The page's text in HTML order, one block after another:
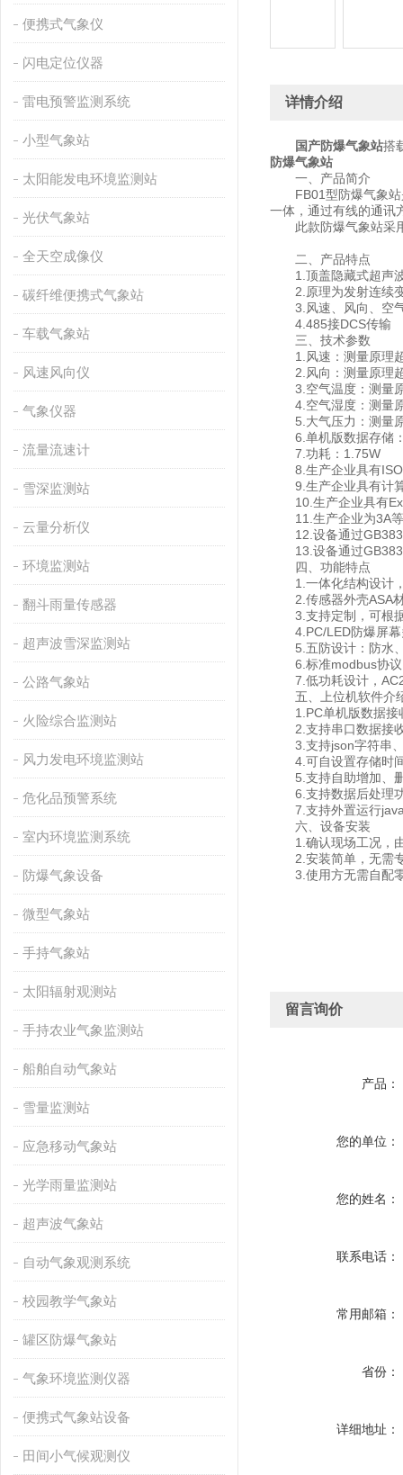
便携式气象仪
闪电定位仪器
雷电预警监测系统
小型气象站
太阳能发电环境监测站
光伏气象站
全天空成像仪
碳纤维便携式气象站
车载气象站
风速风向仪
气象仪器
流量流速计
雪深监测站
云量分析仪
环境监测站
翻斗雨量传感器
超声波雪深监测站
公路气象站
火险综合监测站
风力发电环境监测站
危化品预警系统
室内环境监测系统
防爆气象设备
微型气象站
手持气象站
太阳辐射观测站
手持农业气象监测站
船舶自动气象站
雪量监测站
应急移动气象站
光学雨量监测站
超声波气象站
自动气象观测系统
校园教学气象站
罐区防爆气象站
气象环境监测仪器
便携式气象站设备
田间小气候观测仪
详情介绍
国产防爆气象站搭
防爆气象站
一、产品简介
FB01型防爆气象站
一体，通过有线的通讯
此款防爆气象站采用
二、产品特点
1.顶盖隐藏式超声波
2.原理为发射连续变
3.风速、风向、空气
4.485接DCS传输
三、技术参数
1.风速：测量原理超
2.风向：测量原理超
3.空气温度：测量原
4.空气湿度：测量原
5.大气压力：测量原
6.单机版数据存储
7.功耗：1.75W
8.生产企业具有ISO
9.生产企业具有计算
10.生产企业具有Ex
11.生产企业为3A等
12.设备通过
13.设备通过
四、功能特点
1.一体化结构设计，
2.传感器外壳ASA材
3.支持定制，可根据
4.PC/LED防爆屏幕
5.五防设计：防水、
6.标准modbus协议
7.低功耗设计，
五、上位机软件介
1.PC单机版数据接
2.支持串口数据接
3.支持json字符串、
4.可自设置存储时间
5.支持自助增加、删
6.支持数据后处理
7.支持外置运行
六、设备安装
1.确认现场工况，由
2.安装简单，无需专
3.使用方无需自配零
留言询价
产品：
您的单位：
您的姓名：
联系电话：
常用邮箱：
省份：
详细地址：